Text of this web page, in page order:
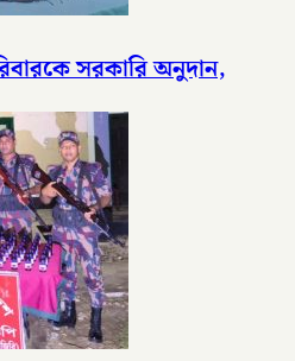
সরকারি অনুদান,